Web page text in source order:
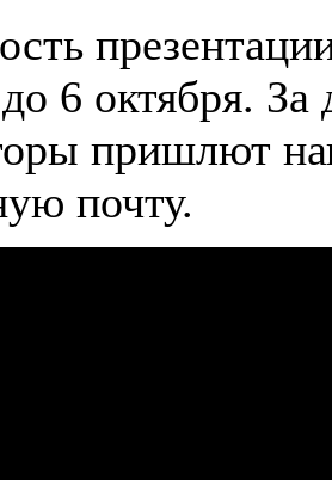
6 октября. За
пришлют
почту.